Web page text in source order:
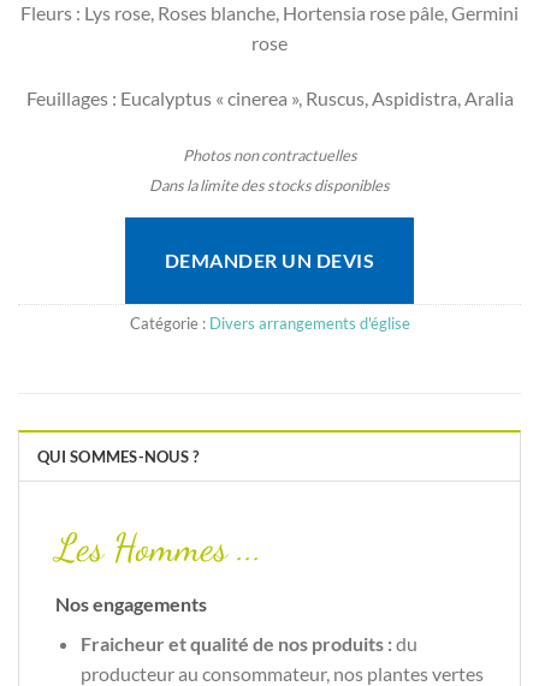
Fleurs : Lys rose, Roses blanche, Hortensia rose pâle, Germini
rose
Feuillages : Eucalyptus « cinerea », Ruscus, Aspidistra, Aralia
Photos non contractuelles
Dans la limite des stocks disponibles
DEMANDER UN DEVIS
Catégorie : Divers arrangements d'église
QUI SOMMES-NOUS ?
Les Hommes ...
Nos engagements
Fraicheur et qualité de nos produits :du
producteur au consommateur, nos plantes vertes